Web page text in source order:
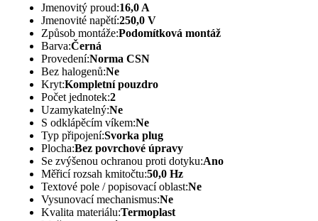
Jmenovitý proud:16,0 A
Jmenovité napětí:250,0 V
Způsob montáže:Podomítková montáž
Barva:Černá
Provedení:Norma CSN
Bez halogenů:Ne
Kryt:Kompletní pouzdro
Počet jednotek:2
Uzamykatelný:Ne
S odklápěcím víkem:Ne
Typ připojení:Svorka plug
Plocha:Bez povrchové úpravy
Se zvýšenou ochranou proti dotyku:Ano
Měřicí rozsah kmitočtu:50,0 Hz
Textové pole / popisovací oblast:Ne
Vysunovací mechanismus:Ne
Kvalita materiálu:Termoplast